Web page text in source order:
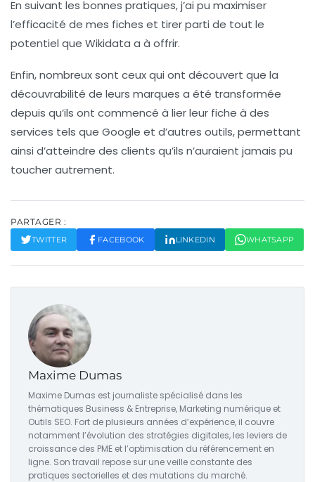
En suivant les bonnes pratiques, j’ai pu maximiser
l’efficacité de mes fiches et tirer parti de tout le
potentiel que Wikidata a à offrir.
Enfin, nombreux sont ceux qui ont découvert que la
découvrabilité de leurs marques a été transformée
depuis qu’ils ont commencé à lier leur fiche à des
services tels que Google et d’autres outils, permettant
ainsi d’atteindre des clients qu’ils n’auraient jamais pu
toucher autrement.
PARTAGER :
TWITTER FACEBOOK LINKEDIN WHATSAPP
Maxime Dumas
Maxime Dumas est journaliste spécialisé dans les
thématiques Business & Entreprise, Marketing numérique et
Outils SEO. Fort de plusieurs années d’expérience, il couvre
notamment l’évolution des stratégies digitales, les leviers de
croissance des PME et l’optimisation du référencement en
ligne. Son travail repose sur une veille constante des
pratiques sectorielles et des mutations du marché.